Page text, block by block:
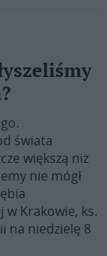
świata
większą niż
nie mógł
Krakowie, ks.
na niedzielę 8